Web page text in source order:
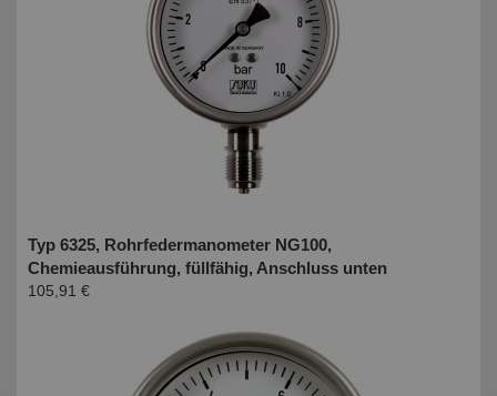
Typ 6325, Rohrfedermanometer NG100,
Chemieausführung, füllfähig, Anschluss unten
105,91 €